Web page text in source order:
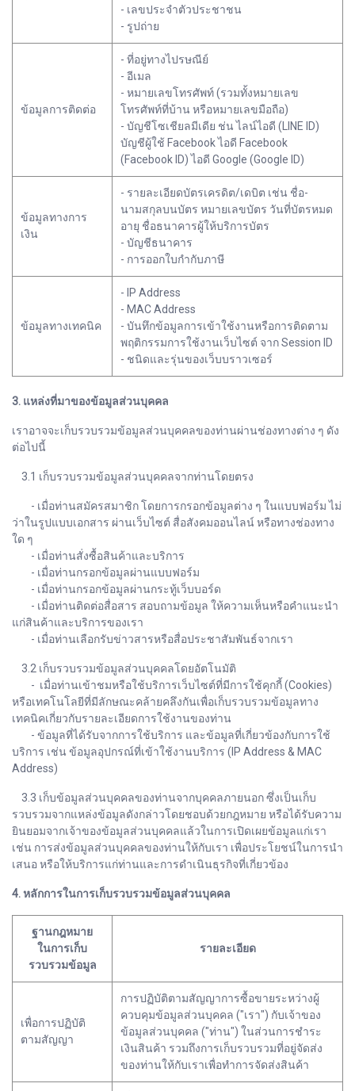
- เลขประจำตัวประชาชน
- รูปถ่าย
ข้อมูลการติดต่อ
- ที่อยู่ทางไปรษณีย์
- อีเมล
- หมายเลขโทรศัพท์ (รวมทั้งหมายเลข
โทรศัพท์ที่บ้าน หรือหมายเลขมือถือ)
- บัญชีโซเชียลมีเดีย ช่น ไลน์ไอดี (LINE ID)
บัญชีผู้ใช้ Facebook ไอดี Facebook
(Facebook ID) ไอดี Google (Google ID)
ข้อมูลทางการ
เงิน
- รายละเอียดบัตรเครดิต/เดบิต เช่น ชื่อ-
นามสกุลบนบัตร หมายเลขบัตร วันที่บัตรหมด
อายุ ชื่อธนาคารผู้ให้บริการบัตร
- บัญชีธนาคาร
- การออกใบกำกับภาษี
ข้อมูลทางเทคนิค
- IP Address
- MAC Address
- บันทึกข้อมูลการเข้าใช้งานหรือการติดตาม
พฤติกรรมการใช้งานเว็บไซต์ จาก Session ID
- ชนิดและรุ่นของเว็บบราวเซอร์
3. แหล่งที่มาของข้อมูลส่วนบุคคล
เราอาจจะเก็บรวบรวมข้อมูลส่วนบุคคลของท่านผ่านช่องทางต่าง ๆ ดัง
ต่อไปนี้
3.1 เก็บรวบรวมข้อมูลส่วนบุคคลจากท่านโดยตรง
- เมื่อท่านสมัครสมาชิก โดยการกรอกข้อมูลต่าง ๆ ในแบบฟอร์ม ไม่
ว่าในรูปแบบเอกสาร ผ่านเว็บไซต์ สื่อสังคมออนไลน์ หรือทางช่องทาง
ใด ๆ
- เมื่อท่านสั่งซื้อสินค้าและบริการ
- เมื่อท่านกรอกข้อมูลผ่านแบบฟอร์ม
- เมื่อท่านกรอกข้อมูลผ่านกระทู้เว็บบอร์ด
- เมื่อท่านติดต่อสื่อสาร สอบถามข้อมูล ให้ความเห็นหรือคำแนะนำ
แก่สินค้าและบริการของเรา
- เมื่อท่านเลือกรับข่าวสารหรือสื่อประชาสัมพันธ์จากเรา
3.2 เก็บรวบรวมข้อมูลส่วนบุคคลโดยอัตโนมัติ
- เมื่อท่านเข้าชมหรือใช้บริการเว็บไซต์ที่มีการใช้คุกกี้ (Cookies)
หรือเทคโนโลยีที่มีลักษณะคล้ายคลึงกันเพื่อเก็บรวบรวมข้อมูลทาง
เทคนิคเกี่ยวกับรายละเอียดการใช้งานของท่าน
- ข้อมูลที่ได้รับจากการใช้บริการ และข้อมูลที่เกี่ยวข้องกับการใช้
บริการ เช่น ข้อมูลอุปกรณ์ที่เข้าใช้งานบริการ (IP Address & MAC
Address)
3.3 เก็บข้อมูลส่วนบุคคลของท่านจากบุคคลภายนอก ซึ่งเป็นเก็บ
รวบรวมจากแหล่งข้อมูลดังกล่าวโดยชอบด้วยกฎหมาย หรือได้รับความ
ยินยอมจากเจ้าของข้อมูลส่วนบุคคลแล้วในการเปิดเผยข้อมูลแก่เรา
เช่น การส่งข้อมูลส่วนบุคคลของท่านให้กับเรา เพื่อประโยชน์ในการนำ
เสนอ หรือให้บริการแก่ท่านและการดำเนินธุรกิจที่เกี่ยวข้อง
4. หลักการในการเก็บรวบรวมข้อมูลส่วนบุคคล
ฐานกฎหมาย
ในการเก็บ
รวบรวมข้อมูล
รายละเอียด
เพื่อการปฏิบัติ
ตามสัญญา
การปฏิบัติตามสัญญาการซื้อขายระหว่างผู้
ควบคุมข้อมูลส่วนบุคคล ("เรา") กับเจ้าของ
ข้อมูลส่วนบุคคล ("ท่าน") ในส่วนการชำระ
เงินสินค้า รวมถึงการเก็บรวบรวมที่อยู่จัดส่ง
ของท่านให้กับเราเพื่อทำการจัดส่งสินค้า